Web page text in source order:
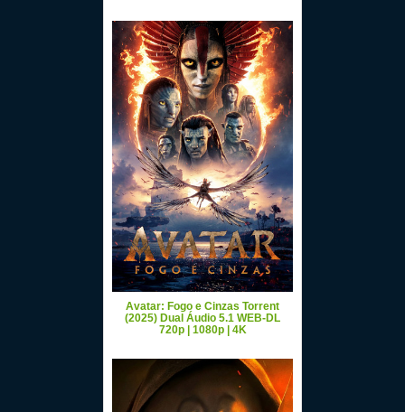
Avatar: Fogo e Cinzas Torrent
(2025) Dual Áudio 5.1 WEB-DL
720p | 1080p | 4K